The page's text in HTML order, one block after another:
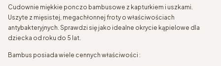
Cudownie miękkie ponczo bambusowe z kapturkiem i uszkami.
Uszyte z mięsistej, megachłonnej froty o właściwościach
antybakteryjnych. Sprawdzi się jako idealne okrycie kąpielowe dla
dziecka od roku do 5 lat.
Bambus posiada wiele cennych właściwości :